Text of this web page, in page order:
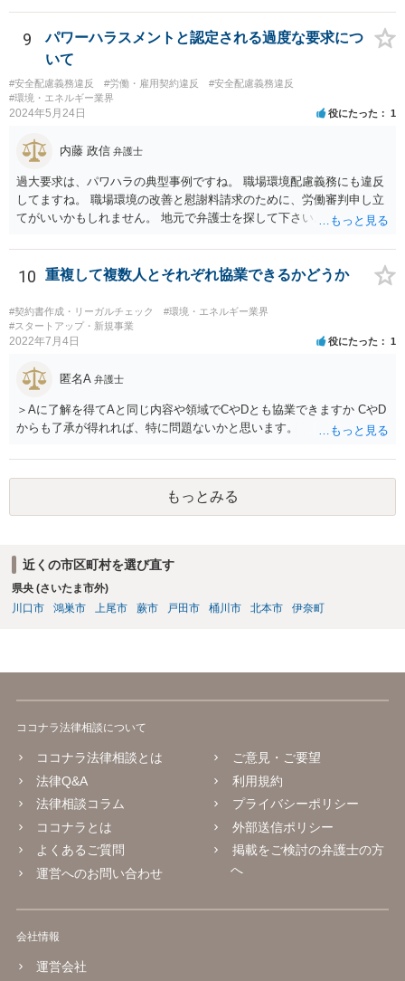
9
パワーハラスメントと認定される過度な要求につ
いて
#安全配慮義務違反 #労働・雇用契約違反
#安全配慮義務違反
#環境・エネルギー業界
2024年5月24日 役にたった 1
内藤 政信 弁護士
過大要求は、パワハラの典型事例ですね。 職場環境配慮義務にも違反
してますね。 職場環境の改善と慰謝料請求のために、労働審判申し立
てがいいかもしれません。 地元で弁護士を探して下さい。
10 重複して複数人とそれぞれ協業できるかどうか
#契約書作成・リーガルチェック
#環境・エネルギー業界
#スタートアップ・新規事業
2022年7月4日 役にたった 1
匿名A 弁護士
＞Aに了解を得てAと同じ内容や領域でCやDとも協業できますか CやD
からも了承が得れれば、特に問題ないかと思います。
もっとみる
近くの市区町村を選び直す
県央 (さいたま市外)
川口市
鴻巣市 上尾市 蕨市 戸田市 桶川市 北本市 伊奈町
ココナラ法律相談について
ココナラ法律相談とは
法律Q&A
法律相談コラム
ココナラとは
よくあるご質問
運営へのお問い合わせ
ご意見・ご要望
利用規約
プライバシーポリシー
外部送信ポリシー
掲載をご検討の弁護士の方
へ
会社情報
運営会社